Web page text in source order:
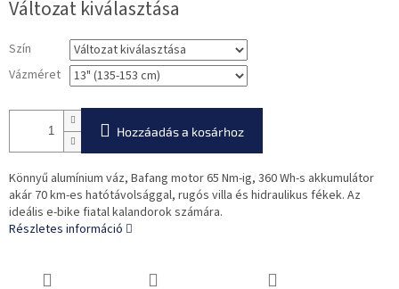
Változat kiválasztása
Szín
Vázméret
Hozzáadás a kosárhoz
Könnyű alumínium váz, Bafang motor 65 Nm-ig, 360 Wh-s akkumulátor
akár 70 km-es hatótávolsággal, rugós villa és hidraulikus fékek. Az
ideális e-bike fiatal kalandorok számára.
Részletes információ